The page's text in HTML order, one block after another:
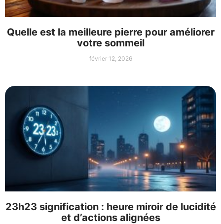
Quelle est la meilleure pierre pour améliorer
votre sommeil
février 12, 2026
23h23 signification : heure miroir de lucidité
et d’actions alignées